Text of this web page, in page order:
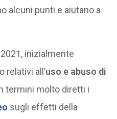
alcuni punti e aiutano a
inizialmente
relativi all’uso e abuso di
termini molto diretti i
sugli effetti della